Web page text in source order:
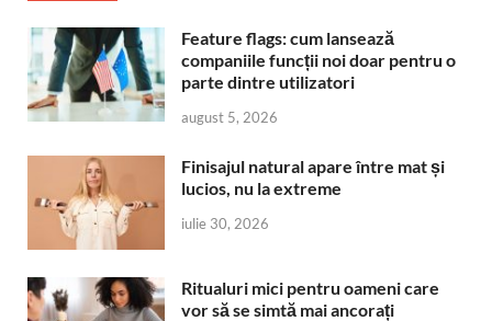
Feature flags: cum lansează
companiile funcții noi doar pentru o
parte dintre utilizatori
august 5, 2026
Finisajul natural apare între mat și
lucios, nu la extreme
iulie 30, 2026
Ritualuri mici pentru oameni care
vor să se simtă mai ancorați